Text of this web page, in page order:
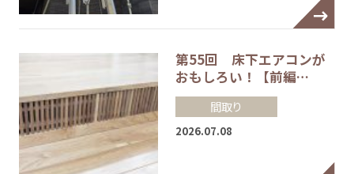
第55回 床下エアコンが
おもしろい！【前編…
間取り
2026.07.08